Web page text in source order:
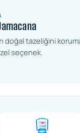
doğal tazeliğini
seçenek.